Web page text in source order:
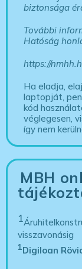
biztonsága
További
Hatóság
https://
Ha eladja,
laptopját,
kód
véglegesen,
így nem
MBH
1
visszavonásig
1Digiloan